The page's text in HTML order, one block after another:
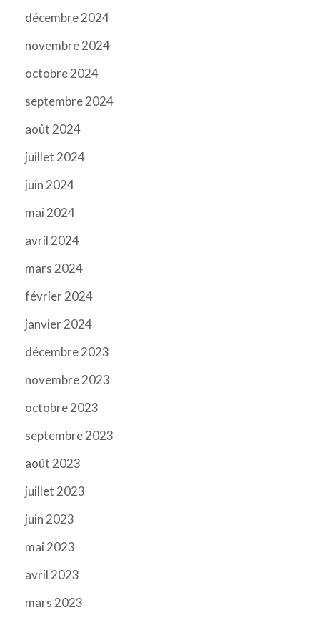
décembre 2024
novembre 2024
octobre 2024
septembre 2024
août 2024
juillet 2024
juin 2024
mai 2024
avril 2024
mars 2024
février 2024
janvier 2024
décembre 2023
novembre 2023
octobre 2023
septembre 2023
août 2023
juillet 2023
juin 2023
mai 2023
avril 2023
mars 2023